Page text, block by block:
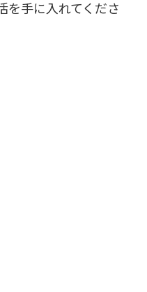
を手に入れてくださ